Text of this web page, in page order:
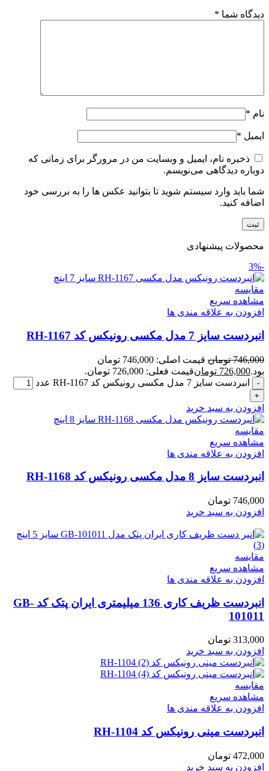
دیدگاه شما *
نام *
ایمیل *
ذخیره نام، ایمیل و وبسایت من در مرورگر برای زمانی که
دوباره دیدگاهی می‌نویسم.
شما باید وارد سیستم شوید تا بتوانید عکس ها را به بررسی خود
اضافه کنید.
محصولات پیشنهادی
-3%
مقایسه
مشاهده سریع
افزودن به علاقه مندی ها
انبردست سایز 7 مدل مکسی رونیکس کد RH-1167
746,000 تومان
قیمت اصلی: 746,000 تومان
بود.726,000 تومانقیمت فعلی: 726,000 تومان.
انبردست سایز 7 مدل مکسی رونیکس کد RH-1167 عدد
افزودن به سبد خرید
مقایسه
مشاهده سریع
افزودن به علاقه مندی ها
انبردست سایز 8 مدل مکسی رونیکس کد RH-1168
746,000 تومان
افزودن به سبد خرید
مقایسه
مشاهده سریع
افزودن به علاقه مندی ها
انبردست ظریف کاری 136 میلیمتری ایران پتک کد GB-
101011
313,000 تومان
افزودن به سبد خرید
مقایسه
مشاهده سریع
افزودن به علاقه مندی ها
انبردست مینی رونیکس کد RH-1104
472,000 تومان
افزودن به سبد خرید